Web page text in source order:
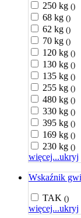
250 kg ()
68 kg ()
62 kg ()
70 kg ()
120 kg ()
130 kg ()
135 kg ()
255 kg ()
480 kg ()
330 kg ()
395 kg ()
169 kg ()
230 kg ()
więcej...ukryj
Wskaźnik
TAK ()
więcej...ukryj